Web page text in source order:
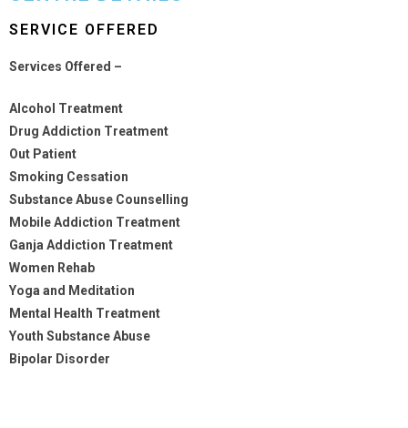
SERVICE OFFERED
Services Offered –
Alcohol Treatment
Drug Addiction Treatment
Out Patient
Smoking Cessation
Substance Abuse Counselling
Mobile Addiction Treatment
Ganja Addiction Treatment
Women Rehab
Yoga and Meditation
Mental Health Treatment
Youth Substance Abuse
Bipolar Disorder